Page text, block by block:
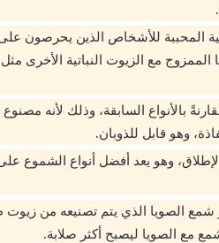
المحببة للأشخاص الذين يحرصون على
مع الزيوت النباتية الأخرى
بالأنواع السابقة، وذلك لأنه
وهو قابل للذوبان.
وهو يعد أفضل أنواع الشموع
الصويا الذي يتم تصنيعه من زيوت
مع الصويا ليصبح أكثر صلابة.